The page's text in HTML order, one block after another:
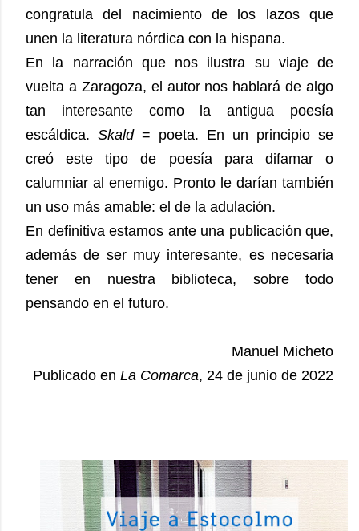
congratula del nacimiento de los lazos que
unen la literatura nórdica con la hispana.
En la narración que nos ilustra su viaje de
vuelta a Zaragoza, el autor nos hablará de algo
tan interesante como la antigua poesía
escáldica. Skald= poeta. En un principio se
creó este tipo de poesía para difamar o
calumniar al enemigo. Pronto le darían también
un uso más amable: el de la adulación.
En definitiva estamos ante una publicación que,
además de ser muy interesante, es necesaria
tener en nuestra biblioteca, sobre todo
pensando en el futuro.
Manuel Micheto
Publicado en La Comarca, 24 de junio de 2022